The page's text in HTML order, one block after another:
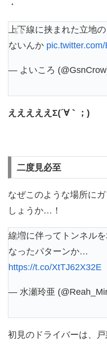
・
上下線に挟まれた立地
ないんか
— よいころ
えええええΣ(´∀｀；)
二度見必至
なぜこのような場所に
しょうか…！
線増に伴ってトンネル
なったパターンか…
https://t.co/XtTJ62X32E
— 水瀬玲亜
初見のドライバーは、